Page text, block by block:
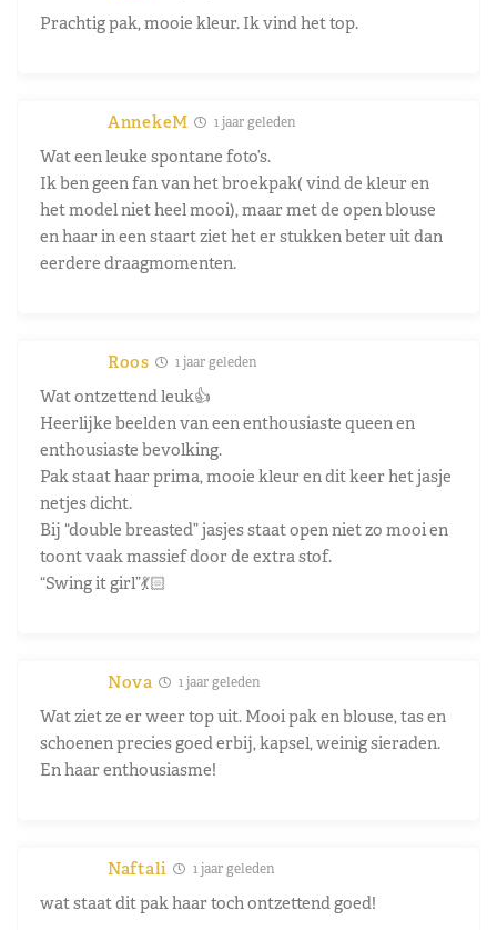
Prachtig pak, mooie kleur. Ik vind het top.
AnnekeM 1 jaar geleden
Wat een leuke spontane foto’s.
Ik ben geen fan van het broekpak( vind de kleur en
het model niet heel mooi), maar met de open blouse
en haar in een staart ziet het er stukken beter uit dan
eerdere draagmomenten.
Roos 1 jaar geleden
Wat ontzettend leuk👍
Heerlijke beelden van een enthousiaste queen en
enthousiaste bevolking.
Pak staat haar prima, mooie kleur en dit keer het jasje
netjes dicht.
Bij “double breasted” jasjes staat open niet zo mooi en
toont vaak massief door de extra stof.
“Swing it girl”💃🏻
Nova 1 jaar geleden
Wat ziet ze er weer top uit. Mooi pak en blouse, tas en
schoenen precies goed erbij, kapsel, weinig sieraden.
En haar enthousiasme!
Naftali 1 jaar geleden
wat staat dit pak haar toch ontzettend goed!